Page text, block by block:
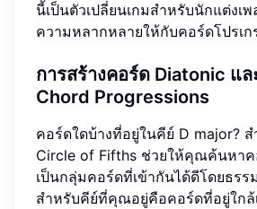
นี้เป็นตัวเปลี่ยนเกมสำหรับนักแต่งเ
ความหลากหลายให้กับคอร์ดโปรเ
การสร้างคอร์ด Diatonic แล
Chord Progressions
คอร์ดใดบ้างที่อยู่ในคีย์ D major?
Circle of Fifths ช่วยให้คุณค้นหาค
เป็นกลุ่มคอร์ดที่เข้ากันได้ดีโดยธร
สำหรับคีย์ที่คุณอยู่คือคอร์ดที่อยู่ใกล้